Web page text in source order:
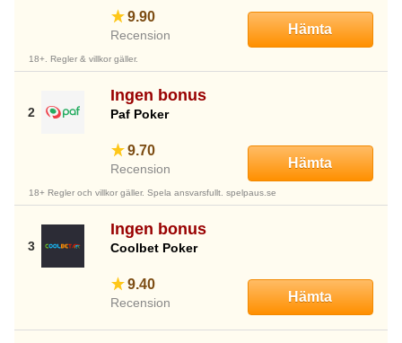
9.90
Recension Hämta
18+. Regler & villkor gäller.
Ingen bonus
Paf Poker
9.70
Recension Hämta
18+ Regler och villkor gäller. Spela ansvarsfullt. spelpaus.se
Ingen bonus
Coolbet Poker
9.40
Recension Hämta